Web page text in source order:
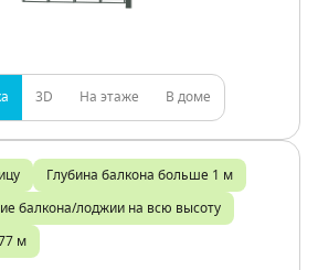
3D На этаже В доме
Глубина балкона больше 1 м
балкона/лоджии на всю высоту
м